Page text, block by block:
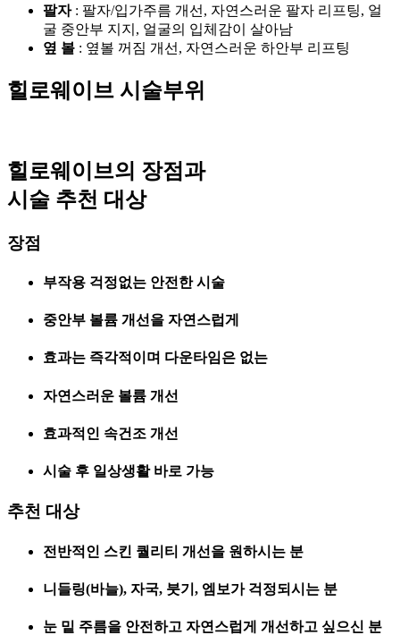
팔자: 팔자/입가주름 개선, 자연스러운 팔자 리프팅, 얼
굴 중안부 지지, 얼굴의 입체감이 살아남
옆 볼 : 옆볼 꺼짐 개선, 자연스러운 하안부 리프팅
힐로웨이브 시술부위
힐로웨이브의 장점과
시술 추천 대상
장점
부작용 걱정없는 안전한 시술
중안부 볼륨 개선을 자연스럽게
효과는 즉각적이며 다운타임은 없는
자연스러운 볼륨 개선
효과적인 속건조 개선
시술 후 일상생활 바로 가능
추천 대상
전반적인 스킨 퀄리티 개선을 원하시는 분
니들링(바늘), 자국, 붓기, 엠보가 걱정되시는 분
눈 밑 주름을 안전하고 자연스럽게 개선하고 싶으신 분